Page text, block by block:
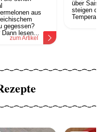
aus
gegessen?
Dann lesen...
zum Artikel
über
steigen